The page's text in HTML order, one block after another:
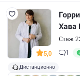
5,0
Хава
Стаж
1
Дистанционно